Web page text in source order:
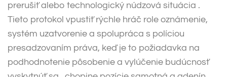
prerušiť alebo technologický núdzová situácia .
Tieto protokol vpustiť rýchle hráč role oznámenie,
systém uzatvorenie a spolupráca s políciou
presadzovaním práva, keď je to požiadavka na
podhodnotenie pôsobenie a vylúčenie budúcnosť